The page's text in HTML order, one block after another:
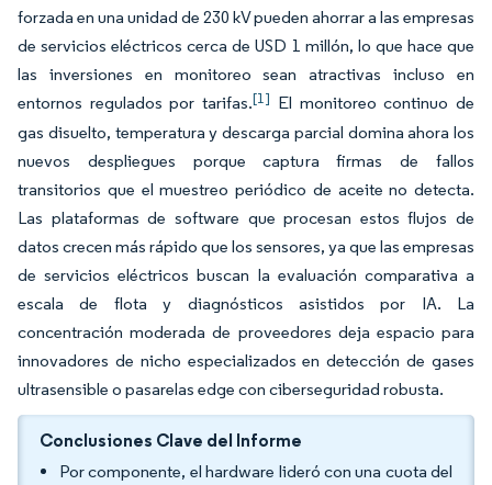
forzada en una unidad de 230 kV pueden ahorrar a las empresas
de servicios eléctricos cerca de USD 1 millón, lo que hace que
las inversiones en monitoreo sean atractivas incluso en
entornos regulados por tarifas.[1] El monitoreo continuo de
gas disuelto, temperatura y descarga parcial domina ahora los
nuevos despliegues porque captura firmas de fallos
transitorios que el muestreo periódico de aceite no detecta.
Las plataformas de software que procesan estos flujos de
datos crecen más rápido que los sensores, ya que las empresas
de servicios eléctricos buscan la evaluación comparativa a
escala de flota y diagnósticos asistidos por IA. La
concentración moderada de proveedores deja espacio para
innovadores de nicho especializados en detección de gases
ultrasensible o pasarelas edge con ciberseguridad robusta.
Conclusiones Clave del Informe
Por componente, el hardware lideró con una cuota del